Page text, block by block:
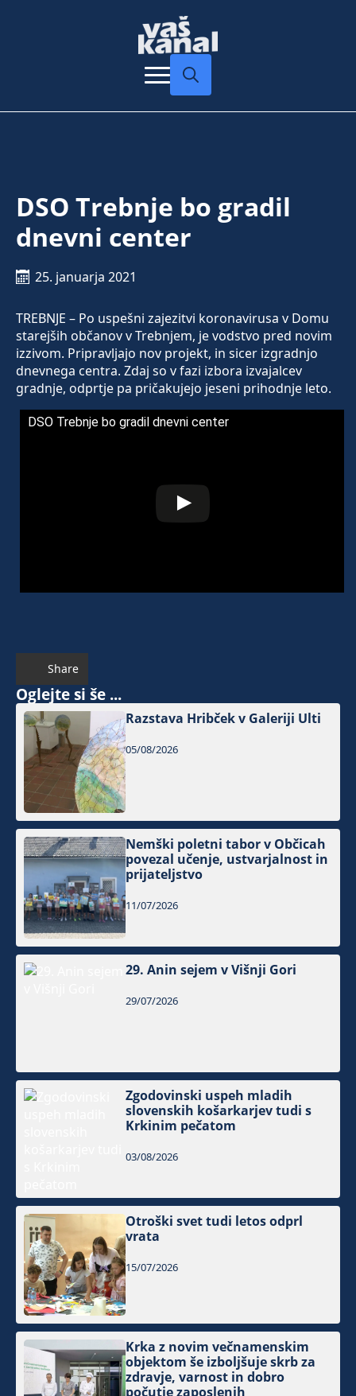
DSO Trebnje bo gradil
dnevni center
25. januarja 2021
TREBNJE – Po uspešni zajezitvi koronavirusa v Domu
starejših občanov v Trebnjem, je vodstvo pred novim
izzivom. Pripravljajo nov projekt, in sicer izgradnjo
dnevnega centra. Zdaj so v fazi izbora izvajalcev
gradnje, odprtje pa pričakujejo jeseni prihodnje leto.
DSO Trebnje bo gradil dnevni center
Share
Oglejte si še ...
Razstava Hribček v Galeriji Ulti
05/08/2026
Nemški poletni tabor v Občicah
povezal učenje, ustvarjalnost in
prijateljstvo
11/07/2026
29. Anin sejem v Višnji Gori
29/07/2026
Zgodovinski uspeh mladih
slovenskih košarkarjev tudi s
Krkinim pečatom
03/08/2026
Otroški svet tudi letos odprl
vrata
15/07/2026
Krka z novim večnamenskim
objektom še izboljšuje skrb za
zdravje, varnost in dobro
počutje zaposlenih